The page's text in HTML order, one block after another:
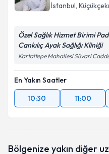
İstanbul,
Özel Sağlık Hizmet Birimi
Cankılıç Ayak Sağlığı Kliniği
Kartaltepe Mahallesi Süvari
En Yakın Saatler
10:30
11:00
Bölgenize yakın diğer